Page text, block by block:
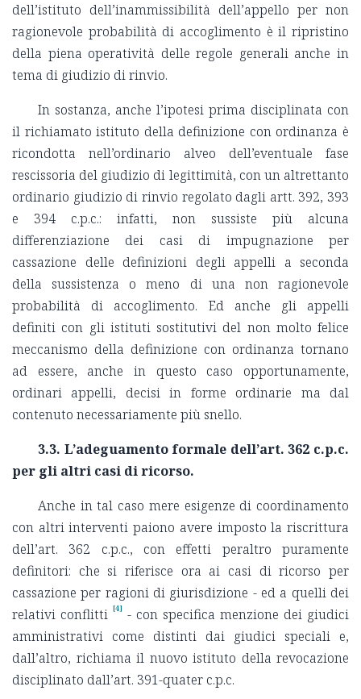
dell’istituto dell’inammissibilità dell’appello per non
ragionevole probabilità di accoglimento è il ripristino
della piena operatività delle regole generali anche in
tema di giudizio di rinvio.
In sostanza, anche l’ipotesi prima disciplinata con
il richiamato istituto della definizione con ordinanza è
ricondotta nell’ordinario alveo dell’eventuale fase
rescissoria del giudizio di legittimità, con un altrettanto
ordinario giudizio di rinvio regolato dagli artt. 392, 393
e 394 c.p.c.: infatti, non sussiste più alcuna
differenziazione dei casi di impugnazione per
cassazione delle definizioni degli appelli a seconda
della sussistenza o meno di una non ragionevole
probabilità di accoglimento. Ed anche gli appelli
definiti con gli istituti sostitutivi del non molto felice
meccanismo della definizione con ordinanza tornano
ad essere, anche in questo caso opportunamente,
ordinari appelli, decisi in forme ordinarie ma dal
contenuto necessariamente più snello.
3.3. L’adeguamento formale dell’art. 362 c.p.c.
per gli altri casi di ricorso.
Anche in tal caso mere esigenze di coordinamento
con altri interventi paiono avere imposto la riscrittura
dell’art. 362 c.p.c., con effetti peraltro puramente
definitori: che si riferisce ora ai casi di ricorso per
cassazione per ragioni di giurisdizione - ed a quelli dei
relativi conflitti [4] - con specifica menzione dei giudici
amministrativi come distinti dai giudici speciali e,
dall’altro, richiama il nuovo istituto della revocazione
disciplinato dall’art. 391-quater c.p.c.